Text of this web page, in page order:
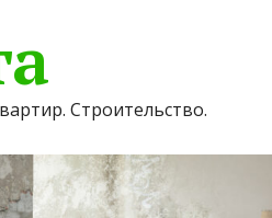
Строительство.